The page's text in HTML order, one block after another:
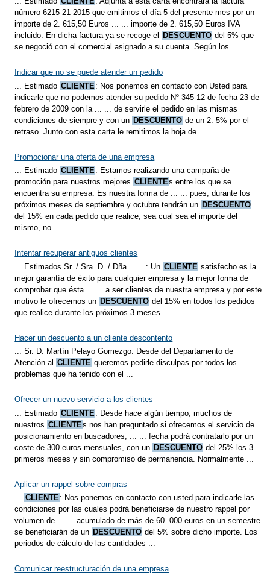
número 6215-21-2015 que emitimos el día 5 del presente mes por un
importe de 2. 615,50 Euros ... ... importe de 2. 615,50 Euros IVA
incluido. En dicha factura ya se recoge el
DESCUENTO del 5% que
se negoció con el comercial asignado a su cuenta. Según los ...
Indicar que no se puede atender un pedido
... Estimado CLIENTE : Nos ponemos en contacto con Usted para
indicarle que no podemos atender su pedido Nº 345-12 de fecha 23 de
febrero de 2009 con la ... ... de servirle el pedido en las mismas
condiciones de siempre y con un DESCUENTO de un 2. 5% por el
retraso. Junto con esta carta le remitimos la hoja de ...
Promocionar una oferta de una empresa
... Estimado CLIENTE: Estamos realizando una campaña de
promoción para nuestros mejores CLIENTEs entre los que se
encuentra su empresa. Es nuestra forma de ... ... pues, durante los
próximos meses de septiembre y octubre tendrán un DESCUENTO
del 15% en cada pedido que realice, sea cual sea el importe del
mismo, no ...
Intentar recuperar antiguos clientes
... Estimados Sr. / Sra. D. / Dña. . . . : Un CLIENTE satisfecho es la
mejor garantía de éxito para cualquier empresa y la mejor forma de
comprobar que ésta ... ... a ser clientes de nuestra empresa y por este
motivo le ofrecemos un DESCUENTO del 15% en todos los pedidos
que realice durante los próximos 3 meses. ...
Hacer un descuento a un cliente descontento
... Sr. D. Martín Pelayo Gomezgo: Desde del Departamento de
Atención al CLIENTE queremos pedirle disculpas por todos los
problemas que ha tenido con el ...
Ofrecer un nuevo servicio a los clientes
... Estimado CLIENTE : Desde hace algún tiempo, muchos de
nuestros CLIENTEs nos han preguntado si ofrecemos el servicio de
posicionamiento en buscadores, ... ... fecha podrá contratarlo por un
coste de 300 euros mensuales, con un DESCUENTO del 25% los 3
primeros meses y sin compromiso de permanencia. Normalmente ...
Aplicar un rappel sobre compras
... CLIENTE: Nos ponemos en contacto con usted para indicarle las
condiciones por las cuales podrá beneficiarse de nuestro rappel por
volumen de ... ... acumulado de más de 60. 000 euros en un semestre
se beneficiarán de un DESCUENTO del 5% sobre dicho importe. Los
periodos de cálculo de las cantidades ...
Comunicar reestructuración de una empresa